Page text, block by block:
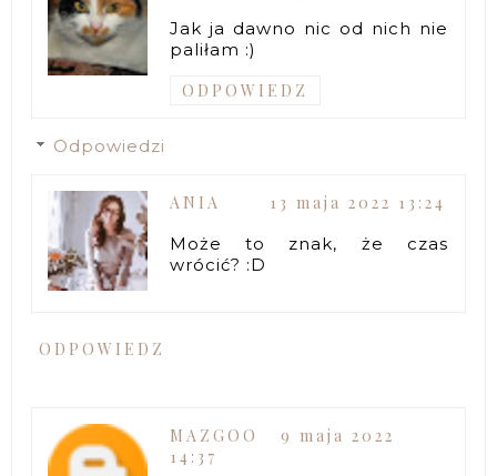
Jak ja dawno nic od nich nie
paliłam :)
ODPOWIEDZ
Odpowiedzi
ANIA
13 maja 2022 13:24
Może to znak, że czas
wrócić? :D
ODPOWIEDZ
MAZGOO
9 maja 2022
14:37